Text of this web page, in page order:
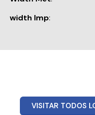
width Imp:
VISITAR TODOS